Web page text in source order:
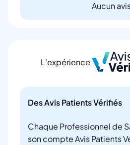
Aucun
L’expérience
Des Avis Patients Vérifiés
Chaque Professionnel de
son compte Avis Patients